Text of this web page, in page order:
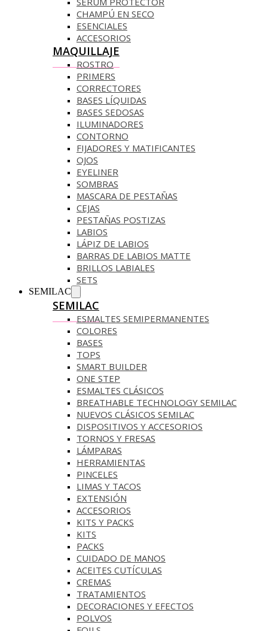
CHAMPÚ EN SECO
ESENCIALES
ACCESORIOS
MAQUILLAJE
ROSTRO
PRIMERS
CORRECTORES
BASES LÍQUIDAS
BASES SEDOSAS
ILUMINADORES
CONTORNO
FIJADORES Y MATIFICANTES
OJOS
EYELINER
SOMBRAS
MASCARA DE PESTAÑAS
CEJAS
PESTAÑAS POSTIZAS
LABIOS
LÁPIZ DE LABIOS
BARRAS DE LABIOS MATTE
BRILLOS LABIALES
SETS
SEMILAC
SEMILAC
ESMALTES SEMIPERMANENTES
COLORES
BASES
TOPS
SMART BUILDER
ONE STEP
ESMALTES CLÁSICOS
BREATHABLE TECHNOLOGY SEMILAC
NUEVOS CLÁSICOS SEMILAC
DISPOSITIVOS Y ACCESORIOS
TORNOS Y FRESAS
LÁMPARAS
HERRAMIENTAS
PINCELES
LIMAS Y TACOS
EXTENSIÓN
ACCESORIOS
KITS Y PACKS
KITS
PACKS
CUIDADO DE MANOS
ACEITES CUTÍCULAS
CREMAS
TRATAMIENTOS
DECORACIONES Y EFECTOS
POLVOS